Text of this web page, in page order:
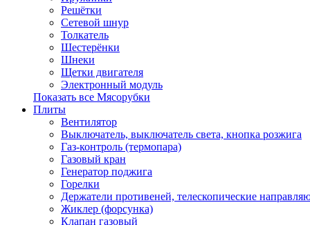
Решётки
Сетевой шнур
Толкатель
Шестерёнки
Шнеки
Щетки двигателя
Электронный модуль
Показать все Мясорубки
Плиты
Вентилятор
Выключатель, выключатель света, кнопка розжига
Газ-контроль (термопара)
Газовый кран
Генератор поджига
Горелки
Держатели противеней, телескопические
Жиклер (форсунка)
Клапан газовый